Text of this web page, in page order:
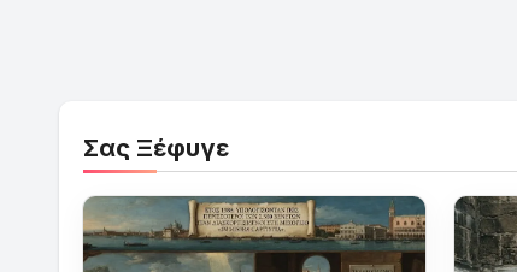
Σας Ξέφυγε